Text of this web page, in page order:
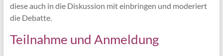
diese auch in die Diskussion mit einbringen und moderiert
die Debatte.
Teilnahme und Anmeldung